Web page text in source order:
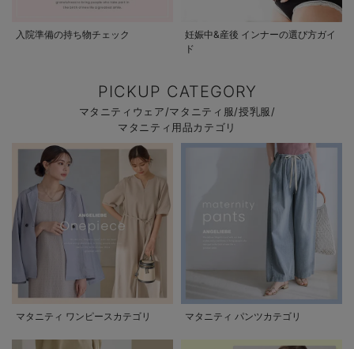
入院準備の持ち物チェック
妊娠中&産後 インナーの選び方ガイ
ド
PICKUP CATEGORY
マタニティウェア/マタニティ服/授乳服/
マタニティ用品カテゴリ
マタニティ ワンピースカテゴリ マタニティ パンツカテゴリ